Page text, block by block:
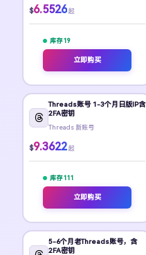
$6.5526 起
库存 19
立即购买
Threads账号 1-3个月日版IP含
2FA密钥
Threads 新账号
$9.3622 起
库存 111
立即购买
5-6个月老Threads账号，含
2FA密钥